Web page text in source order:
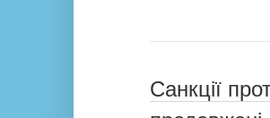
Санкції